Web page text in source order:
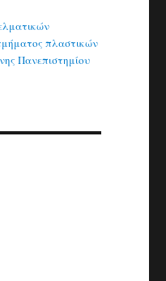
πλαστικών
Πανεπιστημίου